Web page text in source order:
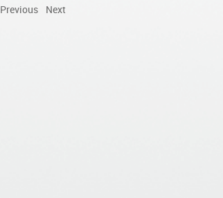
Previous Next